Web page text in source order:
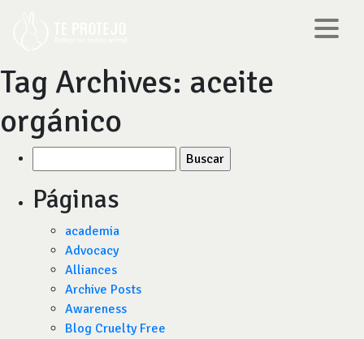
Tag Archives: aceite
orgánico
por:
Páginas
academia
Advocacy
Alliances
Archive Posts
Awareness
Blog Cruelty Free